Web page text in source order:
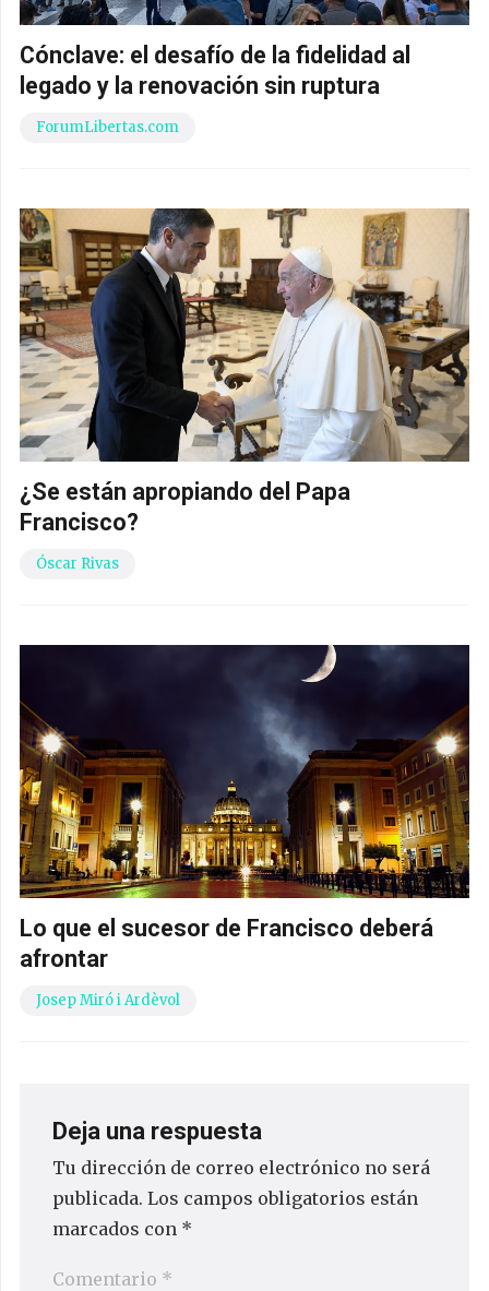
Cónclave: el desafío de la fidelidad al
legado y la renovación sin ruptura
ForumLibertas.com
¿Se están apropiando del Papa
Francisco?
Óscar Rivas
Lo que el sucesor de Francisco deberá
afrontar
Josep Miró i Ardèvol
Deja una respuesta
Tu dirección de correo electrónico no será
publicada. Los campos obligatorios están
marcados con *